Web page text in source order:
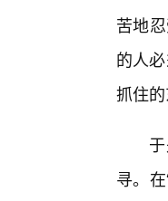
苦地
的人
抓住
寻。